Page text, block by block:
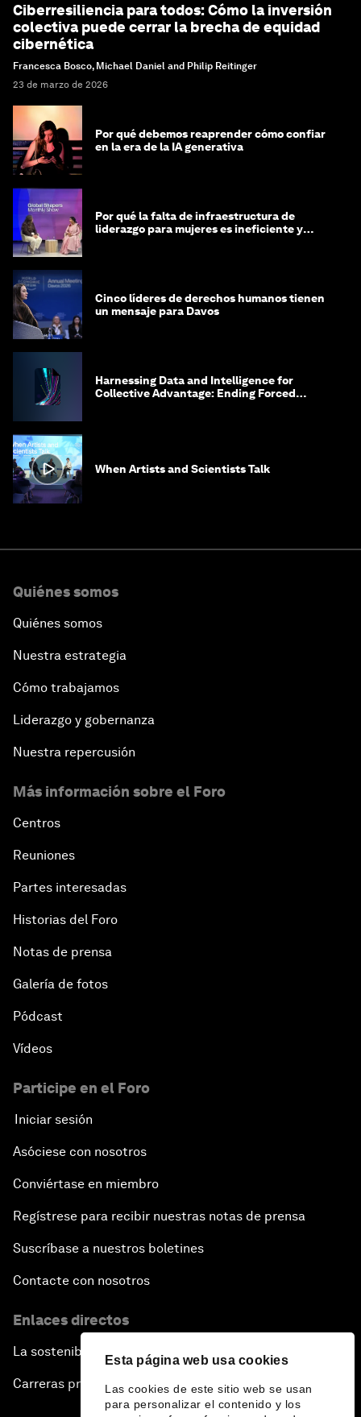
Esta página web usa cookies
Las cookies de este sitio web se usan
para personalizar el contenido y los
Ciberresiliencia para todos: Cómo la inversión
colectiva puede cerrar la brecha de equidad
cibernética
Francesca Bosco, Michael Daniel and Philip Reitinger
23 de marzo de 2026
Por qué debemos reaprender cómo confiar
en la era de la IA generativa
Por qué la falta de infraestructura de
liderazgo para mujeres es ineficiente y
Cinco líderes de derechos humanos tienen
un mensaje para Davos
Harnessing Data and Intelligence for
Collective Advantage: Ending Forced
When Artists and Scientists Talk
Quiénes somos
Quiénes somos
Nuestra estrategia
Cómo trabajamos
Liderazgo y gobernanza
Nuestra repercusión
Más información sobre el Foro
Centros
Reuniones
Partes interesadas
Historias del Foro
Notas de prensa
Galería de fotos
Pódcast
Vídeos
Participe en el Foro
Iniciar sesión
Asóciese con nosotros
Conviértase en miembro
Regístrese para recibir nuestras notas de prensa
Suscríbase a nuestros boletines
Contacte con nosotros
Enlaces directos
La sostenibilidad en el Foro
Carreras profesionales